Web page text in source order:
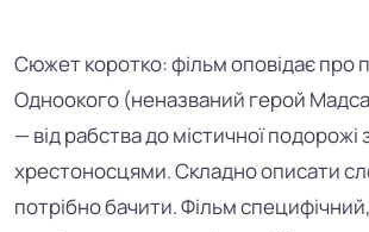
Сюжет коротко: фільм оповідає про
Одноокого (неназваний герой
— від рабства до містичної подорожі
хрестоносцями. Складно описати
потрібно бачити. Фільм